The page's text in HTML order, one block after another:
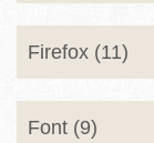
Firefox (11)
Font (9)